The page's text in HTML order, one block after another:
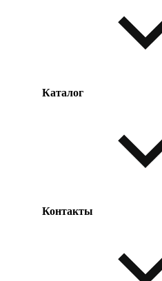
Таблица размеров
Каталог
Контакты